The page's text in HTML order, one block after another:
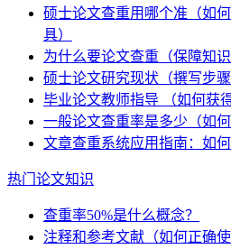
硕士论文查重用哪个准（如
具）
为什么要论文查重（保障知
硕士论文研究现状（撰写步骤
毕业论文教师指导 （如何获
一般论文查重率是多少（如
文章查重系统应用指南：如
热门论文知识
查重率50%是什么概念？
注释和参考文献（如何正确使